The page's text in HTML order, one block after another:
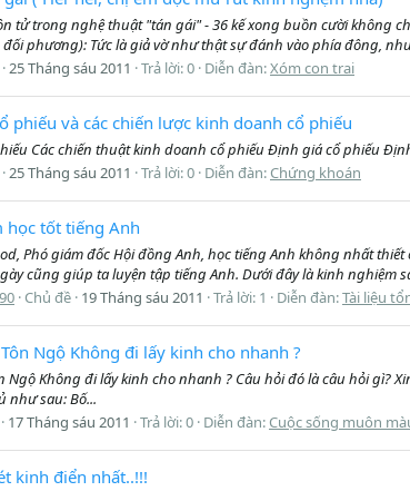
tử trong nghệ thuật "tán gái" - 36 kế xong buồn cười không
phương): Tức là giả vờ như thật sự đánh vào phía đông,
25 Tháng sáu 2011 Trả lời: 0 Diễn đàn:Xóm con trai
phiếu và các chiến lược kinh doanh cổ phiếu
Các chiến thuật kinh doanh cổ phiếu Định giá cổ phiếu
25 Tháng sáu 2011 Trả lời: 0 Diễn đàn:Chứng khoán
học tốt tiếng Anh
Phó giám đốc Hội đồng Anh, học tiếng Anh không nhất
cũng giúp ta luyện tập tiếng Anh. Dưới đây là kinh nghiệm
Chủ đề 19 Tháng sáu 2011 Trả lời: 1 Diễn đàn:Tài liệu
Ngộ Không đi lấy kinh cho nhanh ?
Ngộ Không đi lấy kinh cho nhanh ? Câu hỏi đó là câu hỏi gì?
như sau: Bố...
17 Tháng sáu 2011 Trả lời: 0 Diễn đàn:Cuộc sống muôn
kinh điển nhất..!!!